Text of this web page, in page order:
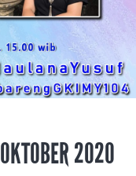
2020